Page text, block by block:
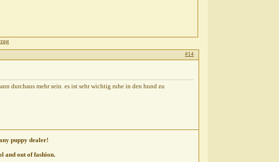
#14
durchaus mehr sein. es ist sehr wichtig ruhe in den hund zu
puppy dealer!
and out of fashion.